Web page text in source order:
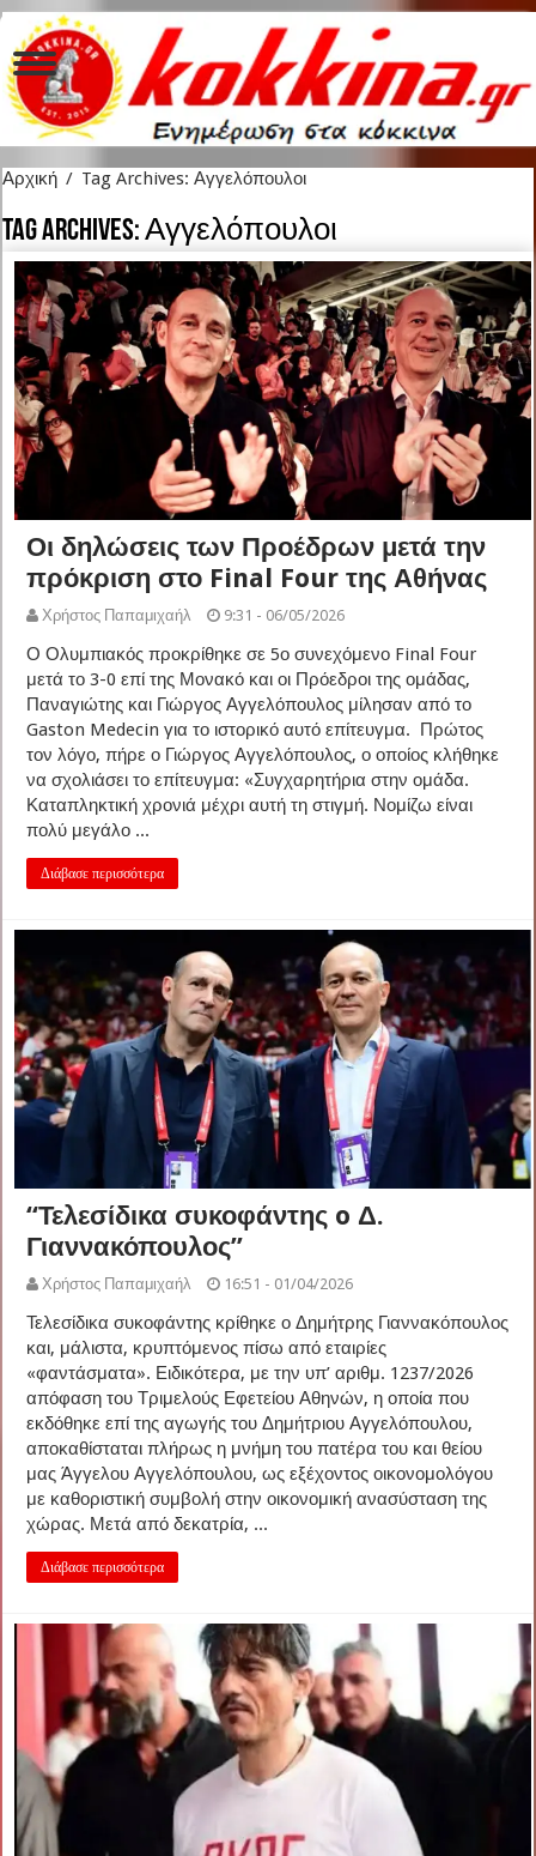
Αρχική / Tag Archives: Αγγελόπουλοι
Tag Archives:Αγγελόπουλοι
Οι δηλώσεις των Προέδρων μετά την
πρόκριση στο Final Four της Αθήνας
Χρήστος Παπαμιχαήλ 9:31 - 06/05/2026
Ο Ολυμπιακός προκρίθηκε σε 5ο συνεχόμενο Final Four
μετά το 3-0 επί της Μονακό και οι Πρόεδροι της ομάδας,
Παναγιώτης και Γιώργος Αγγελόπουλος μίλησαν από το
Gaston Medecin για το ιστορικό αυτό επίτευγμα. Πρώτος
τον λόγο, πήρε ο Γιώργος Αγγελόπουλος, ο οποίος κλήθηκε
να σχολιάσει το επίτευγμα: «Συγχαρητήρια στην ομάδα.
Καταπληκτική χρονιά μέχρι αυτή τη στιγμή. Νομίζω είναι
πολύ μεγάλο ...
Διάβασε περισσότερα
“Τελεσίδικα συκοφάντης o Δ.
Γιαννακόπουλος”
Χρήστος Παπαμιχαήλ 16:51 - 01/04/2026
Τελεσίδικα συκοφάντης κρίθηκε ο Δημήτρης Γιαννακόπουλος
και, μάλιστα, κρυπτόμενος πίσω από εταιρίες
«φαντάσματα». Ειδικότερα, με την υπ’ αριθμ. 1237/2026
απόφαση του Τριμελούς Εφετείου Αθηνών, η οποία που
εκδόθηκε επί της αγωγής του Δημήτριου Αγγελόπουλου,
αποκαθίσταται πλήρως η μνήμη του πατέρα του και θείου
μας Άγγελου Αγγελόπουλου, ως εξέχοντος οικονομολόγου
με καθοριστική συμβολή στην οικονομική ανασύσταση της
χώρας. Μετά από δεκατρία, ...
Διάβασε περισσότερα